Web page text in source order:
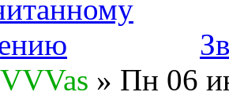
VVVas » Пн 06